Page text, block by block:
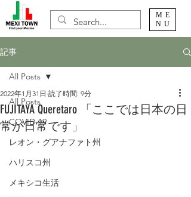
ME
NU
記事
All Posts
COVID-19
レオン・グアナファト州
ハリスコ州
メキシコ生活
All Posts
FUJITAYA Queretaro 「ここでは日本の日
常が日常です」
2022年1月31日 読了時間: 9分